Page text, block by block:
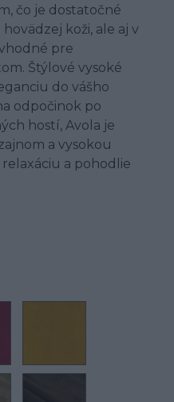
čo je dostatočné
koži, ale aj v
pre
Štýlové vysoké
do vášho
odpočinok po
hostí, Avola je
a vysokou
a pohodlie